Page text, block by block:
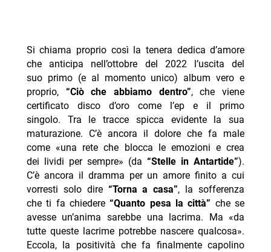
Si chiama proprio così la tenera dedica d’amore
che anticipa nell’ottobre del 2022 l’uscita del
suo primo (e al momento unico) album vero e
proprio, “Ciò che abbiamo dentro”, che viene
certificato disco d’oro come l’ep e il primo
singolo. Tra le tracce spicca evidente la sua
maturazione. C’è ancora il dolore che fa male
come «una rete che blocca le emozioni e crea
dei lividi per sempre» (da“Stelle in Antartide”).
C’è ancora il dramma per un amore finito a cui
vorresti solo dire “Torna a casa”, la sofferenza
che ti fa chiedere“Quanto pesa la città” che se
avesse un’anima sarebbe una lacrima. Ma «da
tutte queste lacrime potrebbe nascere qualcosa».
Eccola, la positività che fa finalmente capolino